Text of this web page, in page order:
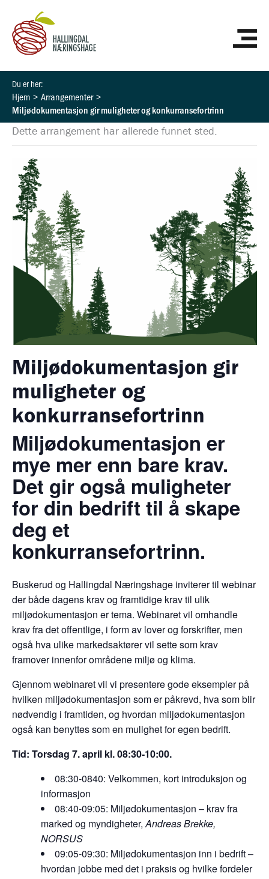
innholdet
Hjem
Arrangementer
Miljødokumentasjon gir muligheter og konkurransefortrinn
Dette arrangement har allerede funnet sted.
Miljødokumentasjon gir
muligheter og
konkurransefortrinn
Miljødokumentasjon er
mye mer enn bare krav.
Det gir også muligheter
for din bedrift til å skape
deg et
konkurransefortrinn.
Buskerud og Hallingdal Næringshage inviterer til webinar
der både dagens krav og framtidige krav til ulik
miljødokumentasjon er tema. Webinaret vil omhandle
krav fra det offentlige, i form av lover og forskrifter, men
også hva ulike markedsaktører vil sette som krav
framover innenfor områdene miljø og klima.
Gjennom webinaret vil vi presentere gode eksempler på
hvilken miljødokumentasjon som er påkrevd, hva som blir
nødvendig i framtiden, og hvordan miljødokumentasjon
også kan benyttes som en mulighet for egen bedrift.
Tid: Torsdag 7. april kl. 08:30-10:00.
08:30-0840: Velkommen, kort introduksjon og
informasjon
08:40-09:05: Miljødokumentasjon – krav fra
marked og myndigheter,Andreas Brekke,
NORSUS
09:05-09:30: Miljødokumentasjon inn i bedrift –
hvordan jobbe med det i praksis og hvilke fordeler